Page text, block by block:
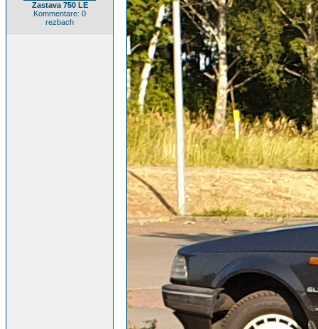
Zastava 750 LE
Kommentare: 0
rezbach